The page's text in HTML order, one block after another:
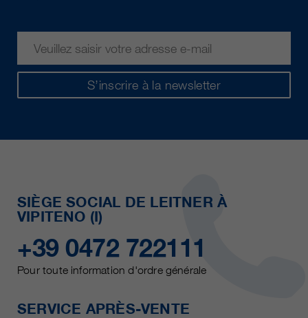
S’inscrire à la newsletter
SIÈGE SOCIAL DE LEITNER À
VIPITENO (I)
+39 0472 722111
Pour toute information d'ordre générale
SERVICE APRÈS-VENTE